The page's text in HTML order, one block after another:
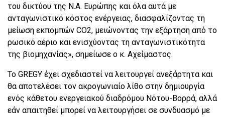
του δικτύου της Ν.Α. Ευρώπης και όλα αυτά με
ανταγωνιστικό κόστος ενέργειας, διασφαλίζοντας τη
μείωση εκπομπών CO2, μειώνοντας την εξάρτηση από το
ρωσικό αέριο και ενισχύοντας τη ανταγωνιστικότητα
της βιομηχανίας», σημείωσε ο κ. Αχείμαστος.
Το GREGY έχει σχεδιαστεί να λειτουργεί ανεξάρτητα και
θα αποτελέσει τον ακρογωνιαίο λίθο στην δημιουργία
ενός κάθετου ενεργειακού διαδρόμου Νότου-Βορρά, αλλά
εάν απαιτηθεί μπορεί να λειτουργήσει σε συνδυασμό με